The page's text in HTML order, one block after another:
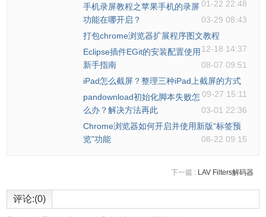
01-22 22:48
手机录屏教程之苹果手机的录屏
功能在哪开启？
03-29 08:43
打包chrome浏览器扩展程序图文教程
12-18 14:37
Eclipse插件EGit的安装配置使用
新手指南
08-07 09:51
iPad怎么截屏？整理三种iPad上截屏的方式
09-27 15:11
pandownload初始化脚本失败怎
么办？解决方法再此
03-01 22:36
Chrome浏览器如何开启并使用新版“标签预
览”功能
08-22 09:15
下一篇 : LAV Filters解码器
评论:(0)